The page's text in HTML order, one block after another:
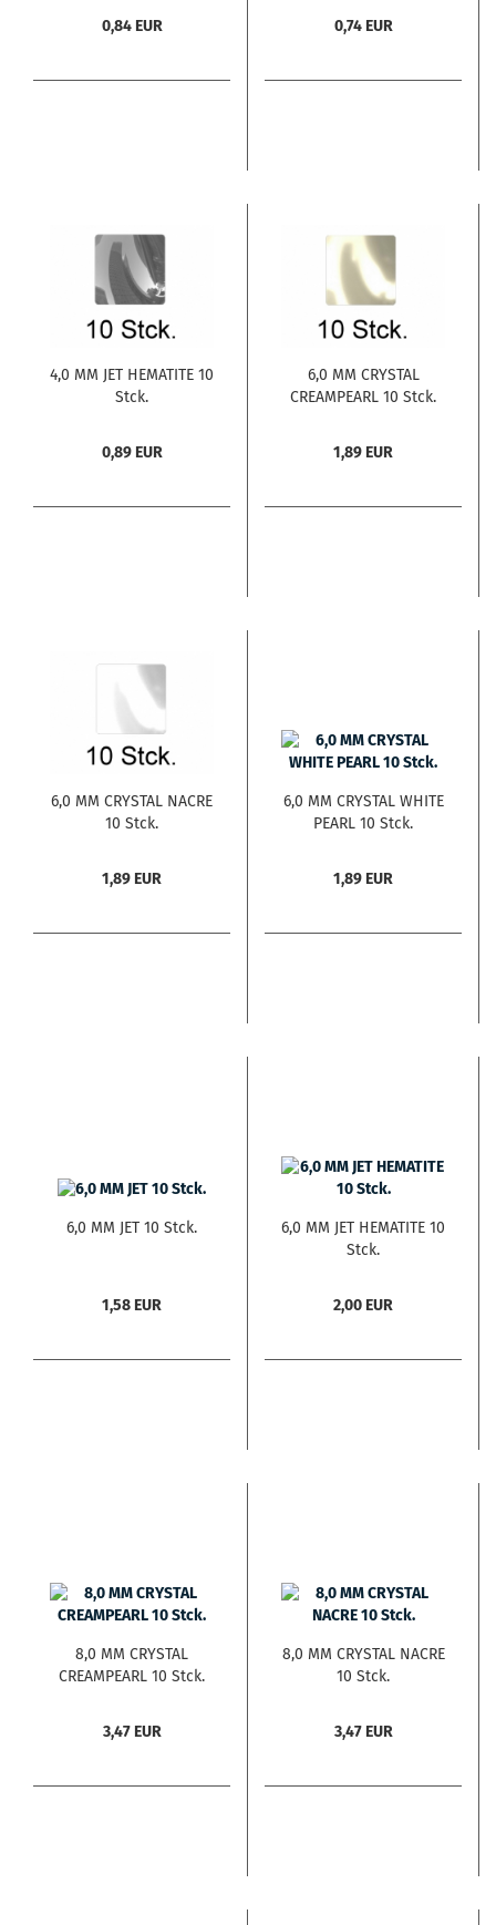
0,84 EUR 0,74 EUR
4,0 MM JET HEMATITE 10
Stck.
0,89 EUR
6,0 MM CRYSTAL
CREAMPEARL 10 Stck.
1,89 EUR
6,0 MM CRYSTAL NACRE
10 Stck.
1,89 EUR
6,0 MM CRYSTAL WHITE
PEARL 10 Stck.
1,89 EUR
6,0 MM JET 10 Stck.
1,58 EUR
6,0 MM JET HEMATITE 10
Stck.
2,00 EUR
8,0 MM CRYSTAL
CREAMPEARL 10 Stck.
3,47 EUR
8,0 MM CRYSTAL NACRE
10 Stck.
3,47 EUR